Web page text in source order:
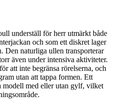
underställ för herr utmärkt både
och som ett diskret lager
Den naturliga ullen transporterar
även under intensiva aktiviteter.
att inte begränsa rörelserna, och
utan att tappa formen. Ett
modell med eller utan gylf, vilket